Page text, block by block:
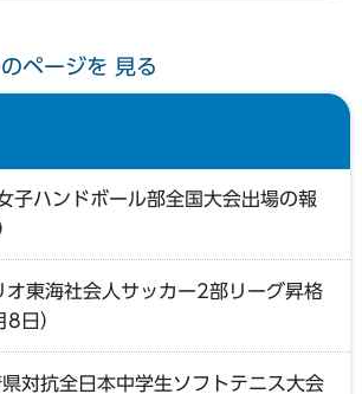
ページを 見る
子ハンドボール部全国大会出場の報
オ東海社会人サッカー2部リーグ昇格
日）
対抗全日本中学生ソフトテニス大会